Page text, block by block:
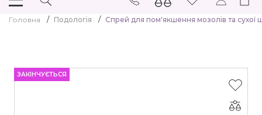
Головна Подологія Спрей для пом'якшення мозолів та сухої
ЗАКІНЧУЄТЬСЯ